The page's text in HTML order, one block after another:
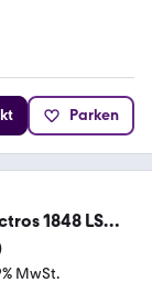
Parken
1848 LS
Alu LED
MwSt.